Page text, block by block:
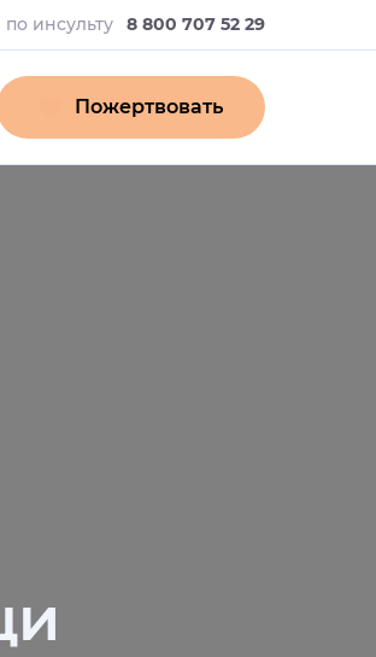
по инсульту 8 800 707 52 29
Пожертвовать